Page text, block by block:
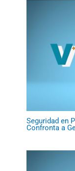
Seguridad en
Confronta a